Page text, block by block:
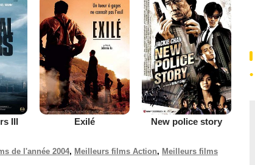
III Exilé New police story
de l'année 2004, Meilleurs films Action, Meilleurs films